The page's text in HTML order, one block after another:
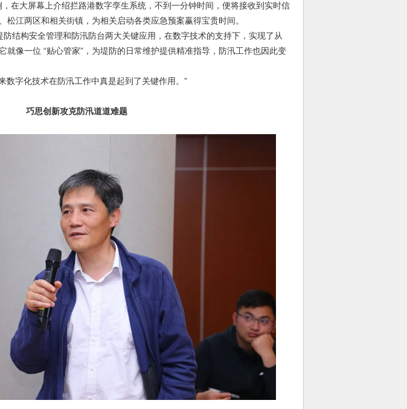
，在大屏幕上介绍拦路港数字孪生系统，不到一分钟时间，便将接收到实时信
松江两区和相关街镇，为相关启动各类应急预案赢得宝贵时间。
构安全管理和防汛防台两大关键应用，在数字技术的支持下，实现了从
就像一位 “贴心管家”，为堤防的日常维护提供精准指导，防汛工作也因此变
字化技术在防汛工作中真是起到了关键作用。”
巧思创新攻克防汛道道难题